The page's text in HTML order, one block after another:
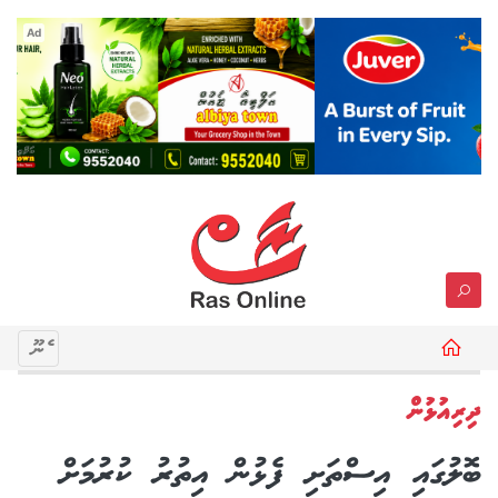
Ad
މެނޫ
ދިރިއުޅުން
ބޮލުގައި އިސްތަށި ފެޅުން އިތުރު ކުރުމަށް